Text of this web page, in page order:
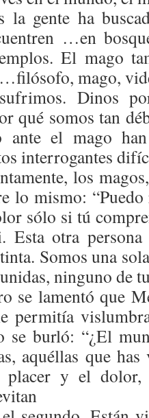
la gente ha
…en
El mago
mago,
Dinos
qué somos tan
ante el mago
interrogantes
los
lo mismo: “Puedo
sólo si tú
Esta otra
Somos una
ninguno de
se lamentó que
permitía
se burló: “¿El
aquéllas que
placer y el dolor,